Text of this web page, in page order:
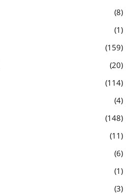
8
1
159
20
114
4
148
11
6
1
3